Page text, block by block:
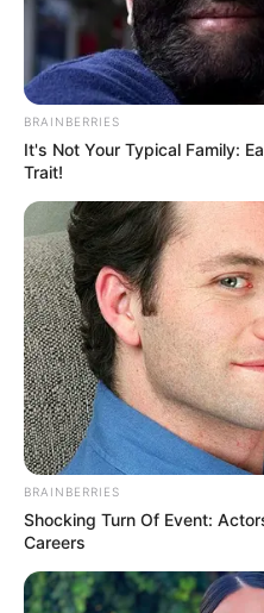
ന്യൂഡല്‍ഹി: അറുപത്
രാജ്യത്ത് പാകിയത്
വിത്തുകളാണെന്ന്
അറുപത് വര്‍ഷം രാജ്യം
പാവങ്ങളെ
ചെയ്തിരുന്നുവെങ്കില്‍
ഇത്രയും
പറഞ്ഞു. പാര്‍ലമെന്റില്‍
BRAINBERRIES
It's Not Your Typical Family:
Trait!
BRAINBERRIES
Shocking Turn Of Event:
Careers